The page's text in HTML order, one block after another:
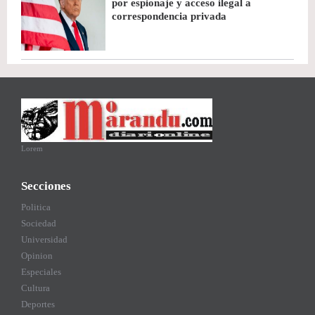
por espionaje y acceso ilegal a
correspondencia privada
Lorem
Secciones
Politica
Sociedad
Universidad
Opinion
Especiales
Cultura
Deportes